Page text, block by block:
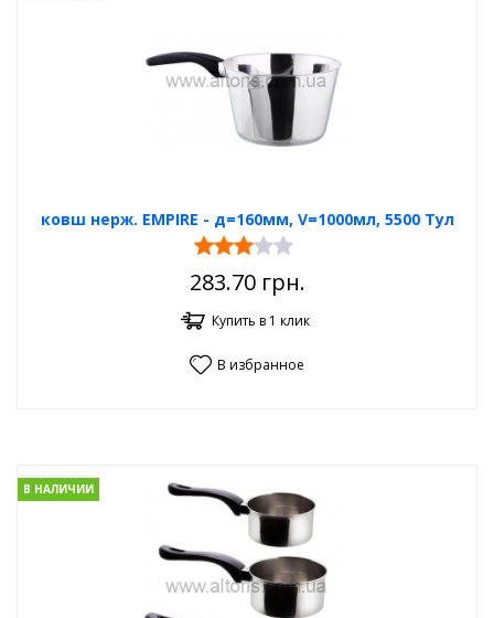
ковш нерж. EMPIRE - д=160мм, V=1000мл, 5500 Тул
283.70грн.
Купить в 1 клик
В избранное
В НАЛИЧИИ